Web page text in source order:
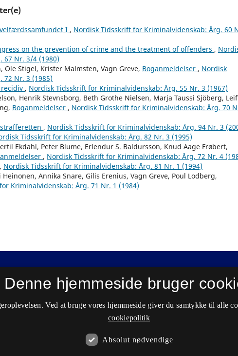
I , Nordisk Tidsskrift for Kriminalvidenskab: Årg. 60
on the prevention of crime and the treatment of offenders ,
67 Nr. 3/4 (1980)
Ole Stigel, Krister Malmsten, Vagn Greve, Boganmeldelser , Nordisk
Nr. 3 (1985)
, Nordisk Tidsskrift for Kriminalvidenskab: Årg. 55 Nr. 3 (1967)
Henrik Stevnsborg, Beth Grothe Nielsen, Marja Taussi Sjöberg, Leif
Boganmeldelser , Nordisk Tidsskrift for Kriminalvidenskab: Årg. 70
, Nordisk Tidsskrift for Kriminalvidenskab: Årg. 94 Nr. 3
Tidsskrift for Kriminalvidenskab: Årg. 82 Nr. 3 (1995)
Ekdahl, Peter Blume, Erlendur S. Baldursson, Knud Aage Frøbert,
, Nordisk Tidsskrift for Kriminalvidenskab: Årg. 72 Nr. 4
, Nordisk Tidsskrift for Kriminalvidenskab: Årg. 81 Nr. 1 (1994)
Annika Snare, Gilis Erenius, Vagn Greve, Poul Lodberg,
Kriminalvidenskab: Årg. 71 Nr. 1 (1984)
Denne hjemmeside bruger
Ved at bruge vores hjemmeside giver du samtykke til alle
cookiepolitik
Absolut nødvendige